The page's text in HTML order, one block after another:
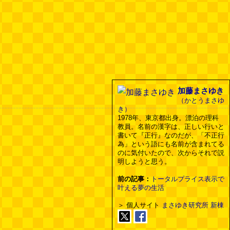
加藤まさゆき
（かとうまさゆ
き）
1978年、東京都出身。漂泊の理科
教員。名前の漢字は、正しい行いと
書いて『正行』なのだが、「不正行
為」という語にも名前が含まれてる
のに気付いたので、次からそれで説
明しようと思う。
前の記事： トータルプライス表示で
叶える夢の生活
＞ 個人サイト まさゆき研究所 新棟